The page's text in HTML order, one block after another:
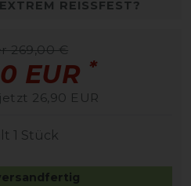
REISSFEST?
269,00 €
EUR *
26,90 EUR
1 Stück